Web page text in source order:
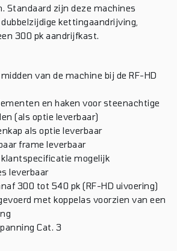
Standaard zijn deze machines
kettingaandrijving,
300 pk aandrijfkast.
van de machine bij de RF-HD
en haken voor steenachtige
(als optie leverbaar)
als optie leverbaar
frame leverbaar
klantspecificatie mogelijk
leverbaar
300 tot 540 pk (RF-HD uivoering)
met koppelas voorzien van een
Cat. 3